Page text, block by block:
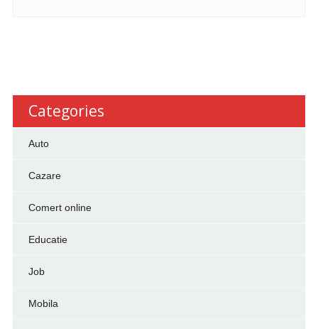
Categories
Auto
Cazare
Comert online
Educatie
Job
Mobila